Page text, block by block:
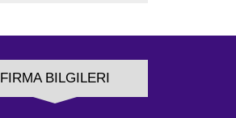
FIRMA BILGILERI